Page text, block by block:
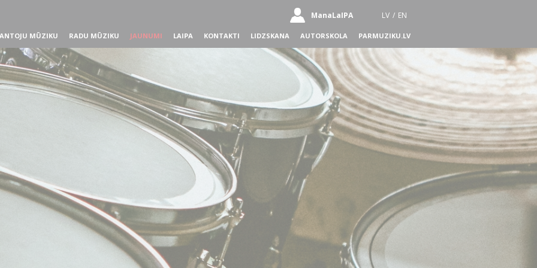
ManaLaIPA LV / EN
MŪZIKU RADU MŪZIKU JAUNUMI LAIPA KONTAKTI LIDZSKANA AUTORSKOLA PARMUZIKU.LV